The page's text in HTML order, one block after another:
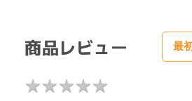
商品レビュー 最
★★★★★
★★★★★